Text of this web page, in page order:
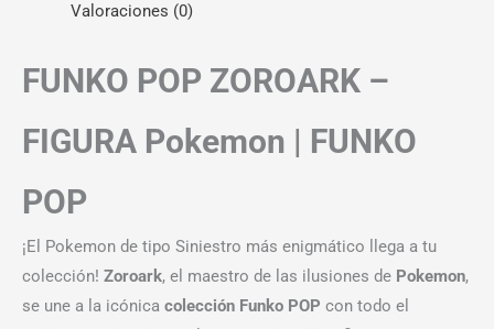
Valoraciones (0)
FUNKO POP ZOROARK –
FIGURA Pokemon | FUNKO
POP
¡El Pokemon de tipo Siniestro más enigmático llega a tu
colección! Zoroark, el maestro de las ilusiones de Pokemon,
se une a la icónica colección Funko POP con todo el